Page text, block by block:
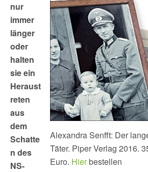
Alexandra Senfft: Der
Täter. Piper Verlag 2016.
Euro. Hierbestellen
nur
immer
länger
oder
halten
sie ein
Heraust
reten
aus
dem
Schatte
n des
NS-